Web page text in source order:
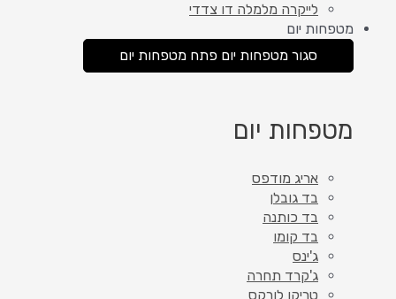
לייקרה מלמלה דו צדדי
מטפחות יום
סגור מטפחות יום פתח מטפחות יום
מטפחות יום
אריג מודפס
בד גובלן
בד כותנה
בד קומו
ג'ינס
ג'קרד תחרה
טריקו לורקס